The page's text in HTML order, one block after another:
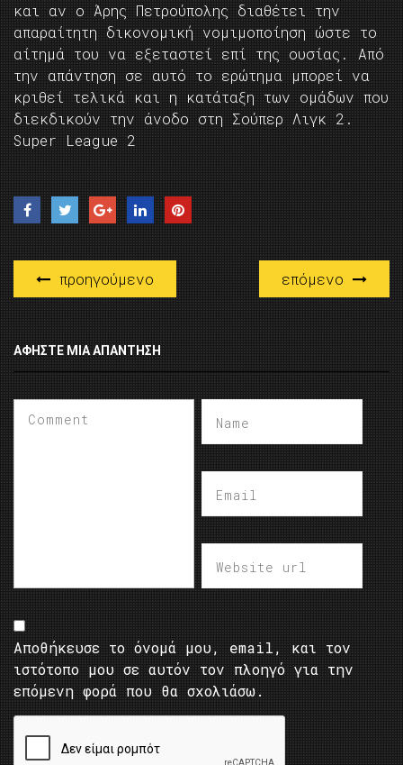
και αν ο Άρης Πετρούπολης διαθέτει την
απαραίτητη δικονομική νομιμοποίηση ώστε το
αίτημά του να εξεταστεί επί της ουσίας. Από
την απάντηση σε αυτό το ερώτημα μπορεί να
κριθεί τελικά και η κατάταξη των ομάδων που
διεκδικούν την άνοδο στη Σούπερ Λιγκ 2.
Super League 2
προηγούμενο επόμενο
ΑΦΉΣΤΕ ΜΙΑ ΑΠΆΝΤΗΣΗ
Αποθήκευσε το όνομά μου, email, και τον
ιστότοπο μου σε αυτόν τον πλοηγό για την
επόμενη φορά που θα σχολιάσω.